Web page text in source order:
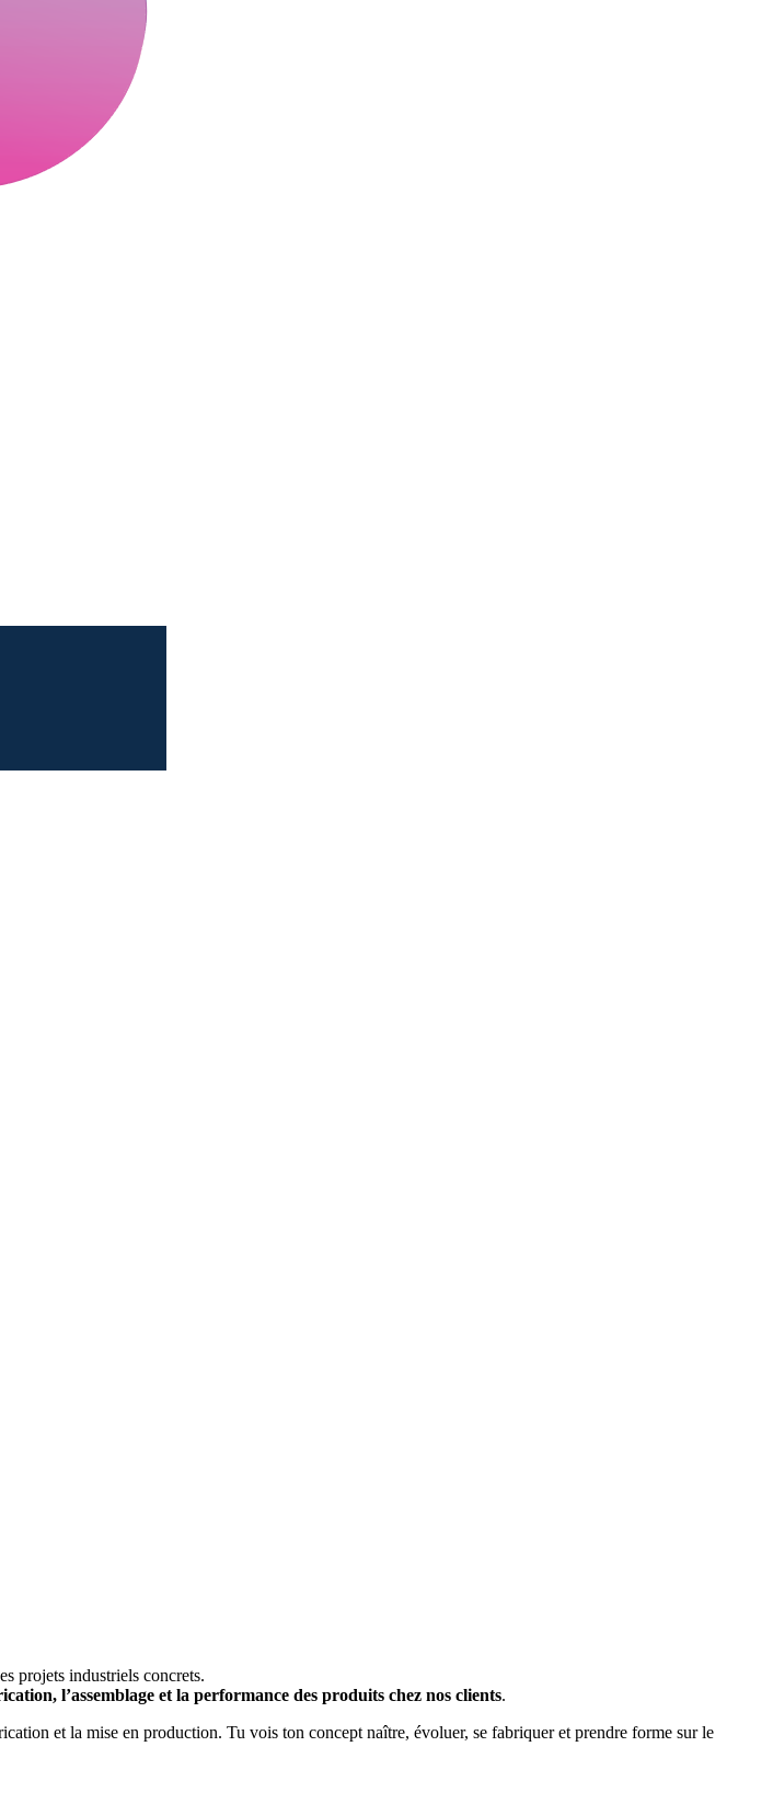
projets industriels concrets.
l’assemblage et la performance des produits chez nos clients.
et la mise en production. Tu vois ton concept naître, évoluer, se fabriquer et prendre forme sur le